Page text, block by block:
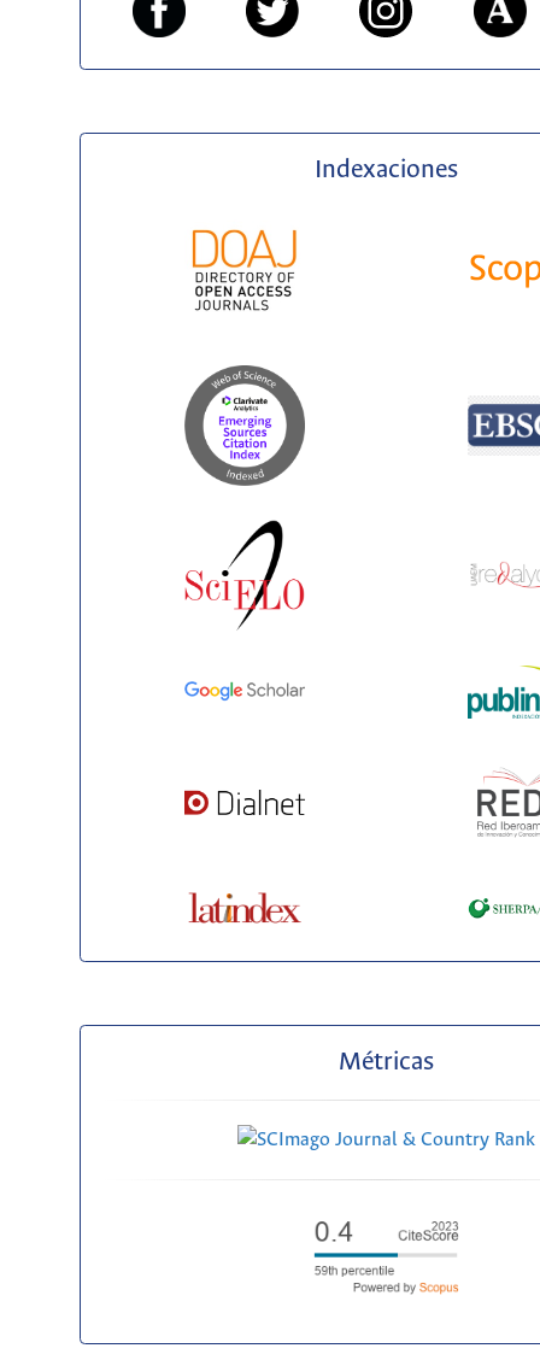
Indexaciones
Métricas